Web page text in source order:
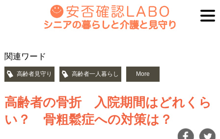
関連ワード
高齢者見守り 高齢者一人暮らし More
高齢者の骨折 入院期間はどれくら
い？ 骨粗鬆症への対策は？